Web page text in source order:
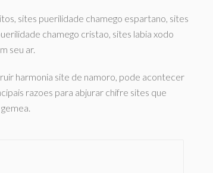
sites puerilidade chamego espartano, sites
chamego cristao, sites labia xodo
seu ar.
harmonia site de namoro, pode acontecer
razoes para abjurar chifre sites que